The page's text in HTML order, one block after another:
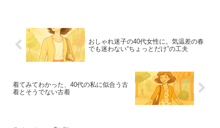
おしゃれ迷子の40代女性に。気温差の春
でも迷わない“ちょっとだけ”の工夫
着てみてわかった、40代の私に似合う古
着とそうでない古着